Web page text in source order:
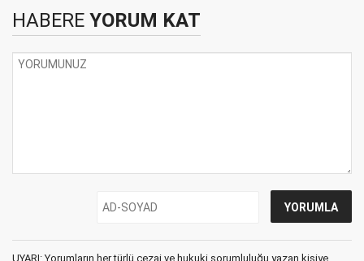
HABERE YORUM KAT
UYARI: Yorumların her türlü cezai ve hukuki sorumluluğu yazan kişiye